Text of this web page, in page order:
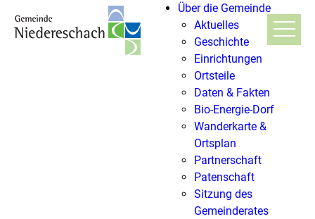
Über die Gemeinde
Aktuelles
Geschichte
Einrichtungen
Ortsteile
Daten & Fakten
Bio-Energie-Dorf
Wanderkarte &
Ortsplan
Partnerschaft
Patenschaft
Sitzung des
Gemeinderates